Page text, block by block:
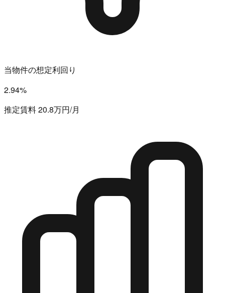
当物件の想定利回り
2.94%
推定賃料 20.8万円/月